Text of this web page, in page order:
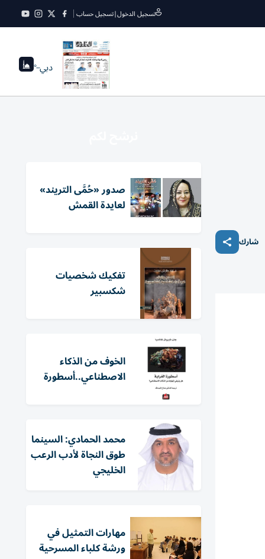
تسجيل الدخول|تسجيل حساب
دبي--°
شارك
صدور «حُمَّى التريند»
لعايدة القمش
تفكيك شخصيات
شكسبير
الخوف من الذكاء
الاصطناعي..أسطورة
محمد الحمادي: السينما
طوق النجاة لأدب الرعب
الخليجي
مهارات التمثيل في
ورشة كلباء المسرحية